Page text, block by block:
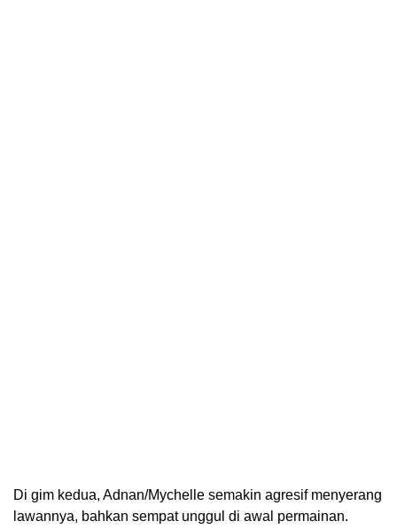
Di gim kedua, Adnan/Mychelle semakin agresif menyerang
lawannya, bahkan sempat unggul di awal permainan.